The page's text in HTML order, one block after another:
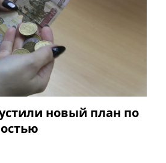
новый план по